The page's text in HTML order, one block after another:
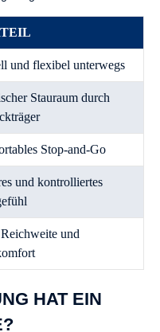
und flexibel unterwegs
Stauraum durch
Stop-and-Go
und kontrolliertes
und
HAT EIN